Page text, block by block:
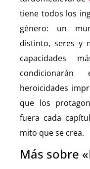
tiene todos los
género: un
distinto, seres y
capacidades
heroicidades
que los
fuera cada
mito que se crea.
Más sobre